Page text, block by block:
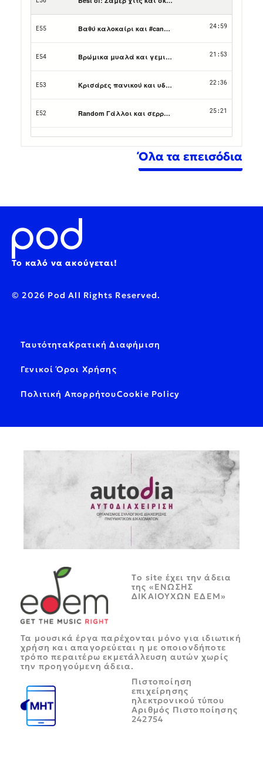
Όλα τα επεισόδια
Το καλό να ακούγεται!
© 2026 Pod All Rights Reserved.
ΤαυτότηταΚρατική Διαφήμιση
Γενικοί Όροι Χρήσης
Πολιτική ΑπορρήτουCookie Policy
Tο site έχει την άδεια
της «ΕΝΩΣΗΣ
ΔΙΚΑΙΟΥΧΩΝ ΕΔΕΜ»
Τα μουσικά έργα παρέχονται μόνο για ιδιωτική
χρήση και απαγορεύεται η με οποιονδήποτε
τρόπο περαιτέρω εκμετάλλευση αυτών χωρίς
την προηγούμενη άδεια.
Πιστοποίηση
επιχείρησης
ηλεκτρονικού τύπου
Αριθμός Πιστοποίησης
242754